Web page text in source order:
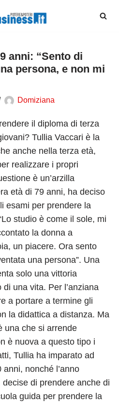
anni: “Sento di
persona, e non mi
Domiziana
il diploma di terza
Tullia Vaccari è la
anche nella terza età,
realizzare i propri
è un’arzilla
età di 79 anni, ha deciso
esami per prendere la
studio è come il sole, mi
la donna a
un piacere. Ora sento
una persona”. Una
solo una vittoria
una vita. Per l’anziana
a portare a termine gli
la didattica a distanza. Ma
una che si arrende
è nuova a questo tipo i
Tullia ha imparato ad
nonché l’anno
di prendere anche di
guida per prendere la